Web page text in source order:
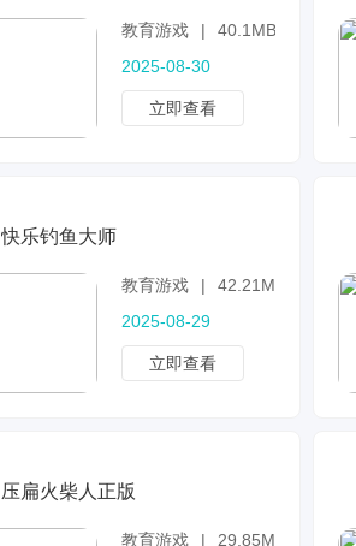
教育游戏 |
40.1MB
2025-08-30
立即查看
快乐钓鱼大师
教育游戏 |
42.21MB
2025-08-29
立即查看
压扁火柴人正版
教育游戏 | 29.85MB